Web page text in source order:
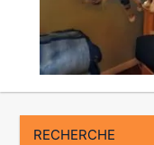
RECHERCHE